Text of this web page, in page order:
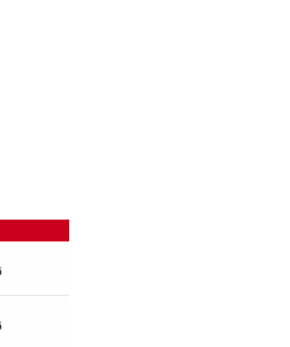
rozmiar czcionki